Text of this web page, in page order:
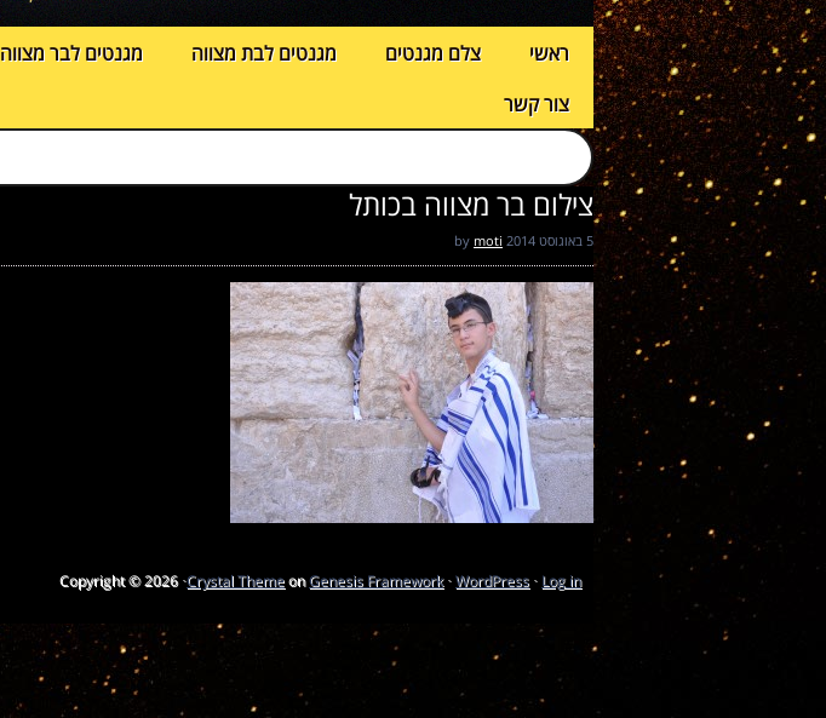
ראשי צלם מגנטים מגנטים לבת מצווה מגנטים לבר מצווה
צור קשר
צילום בר מצווה בכותל
5 באוגוסט 2014 moti
Copyright © 2026 ·Crystal ThemeonGenesis Framework·WordPress· Log in